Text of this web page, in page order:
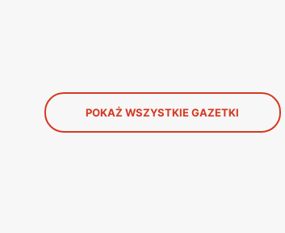
POKAŻ WSZYSTKIE GAZETKI